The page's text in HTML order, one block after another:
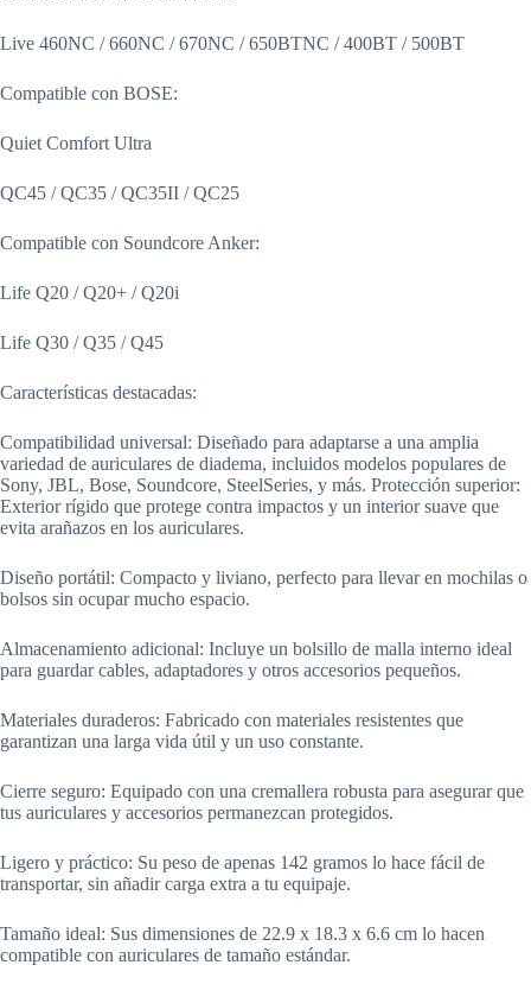
Live 460NC / 660NC / 670NC / 650BTNC / 400BT / 500BT
Compatible con BOSE:
Quiet Comfort Ultra
QC45 / QC35 / QC35II / QC25
Compatible con Soundcore Anker:
Life Q20 / Q20+ / Q20i
Life Q30 / Q35 / Q45
Características destacadas:
Compatibilidad universal: Diseñado para adaptarse a una amplia
variedad de auriculares de diadema, incluidos modelos populares de
Sony, JBL, Bose, Soundcore, SteelSeries, y más. Protección superior:
Exterior rígido que protege contra impactos y un interior suave que
evita arañazos en los auriculares.
Diseño portátil: Compacto y liviano, perfecto para llevar en mochilas o
bolsos sin ocupar mucho espacio.
Almacenamiento adicional: Incluye un bolsillo de malla interno ideal
para guardar cables, adaptadores y otros accesorios pequeños.
Materiales duraderos: Fabricado con materiales resistentes que
garantizan una larga vida útil y un uso constante.
Cierre seguro: Equipado con una cremallera robusta para asegurar que
tus auriculares y accesorios permanezcan protegidos.
Ligero y práctico: Su peso de apenas 142 gramos lo hace fácil de
transportar, sin añadir carga extra a tu equipaje.
Tamaño ideal: Sus dimensiones de 22.9 x 18.3 x 6.6 cm lo hacen
compatible con auriculares de tamaño estándar.